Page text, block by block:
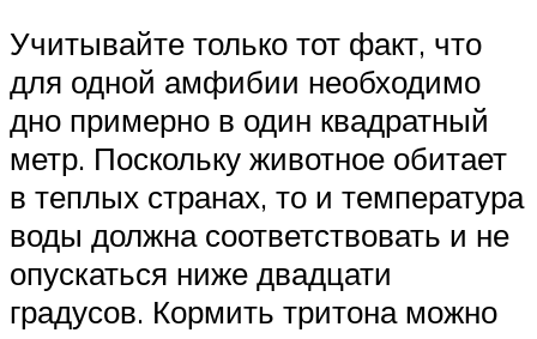
Учитывайте только тот факт, что
для одной амфибии необходимо
дно примерно в один квадратный
метр. Поскольку животное обитает
в теплых странах, то и температура
воды должна соответствовать и не
опускаться ниже двадцати
градусов. Кормить тритона можно